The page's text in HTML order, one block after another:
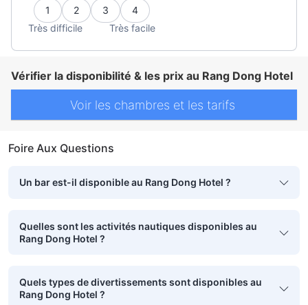
1 2 3
4
Très difficile
Très facile
Vérifier la disponibilité & les prix au Rang Dong Hotel
Voir les chambres et les tarifs
Foire Aux Questions
Un bar est-il disponible au Rang Dong Hotel ?
Quelles sont les activités nautiques disponibles au
Rang Dong Hotel ?
Quels types de divertissements sont disponibles au
Rang Dong Hotel ?